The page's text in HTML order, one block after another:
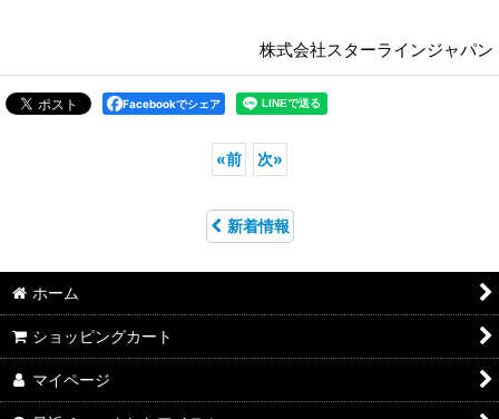
株式会社スターラインジャパン
Facebookでシェア
«前 次»
新着情報
ホーム
ショッピングカート
マイページ